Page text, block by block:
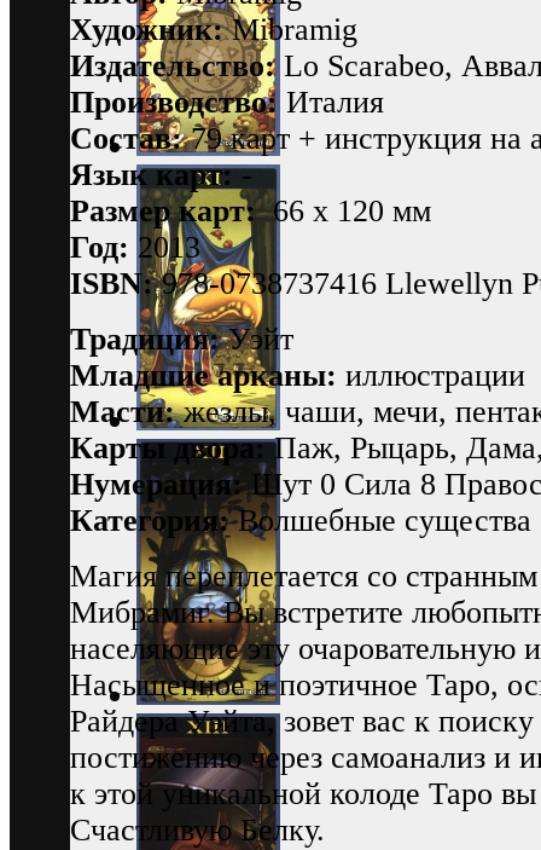
Художник:Mibramig
Издательство:Lo Scarabeo,
Производство: Италия
Состав:79 карт + инструкция на
Язык карт:-
Размер карт:66 х 120 мм
Год: 2013
ISBN:978-0738737416 Llewellyn
Традиция:Уэйт
Младшие арканы: иллюстрации
Масти:жезлы, чаши, мечи,
Карты двора:Паж, Рыцарь,
Нумерация:Шут 0 Сила 8
Категория:Волшебные существа
Магия переплетается со
Мибрамиг. Вы встретите
населяющие эту очаровательную
Насыщенное и поэтичное Таро,
Райдера Уэйта, зовет вас к
постижению через самоанализ и
к этой уникальной колоде Таро
Счастливую Белку.